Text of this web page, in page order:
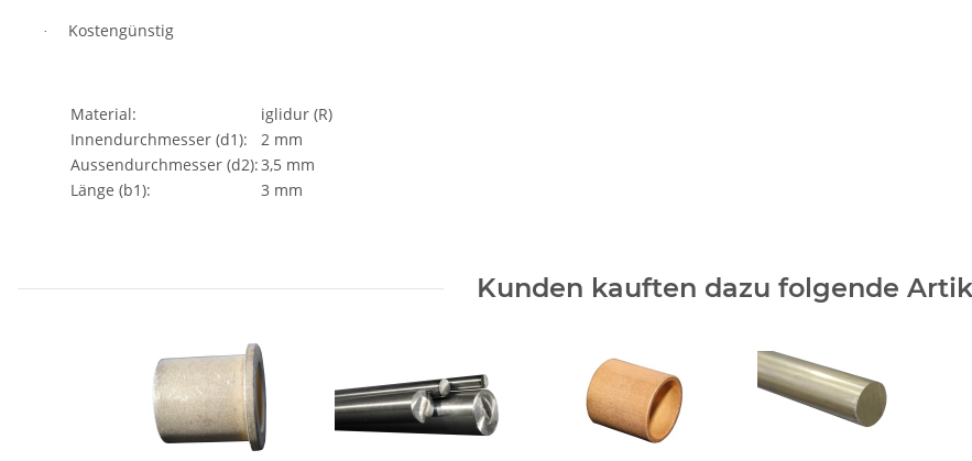
· Kostengünstig
Material:
iglidur (R)
Innendurchmesser (d1):
2 mm
Aussendurchmesser (d2):3,5 mm
Länge (b1):
3 mm
Kunden kauften dazu folgende